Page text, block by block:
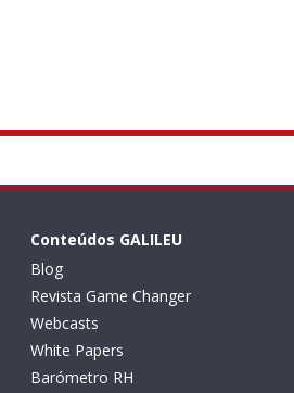
Conteúdos GALILEU
Blog
Revista Game Changer
Webcasts
White Papers
Barómetro RH